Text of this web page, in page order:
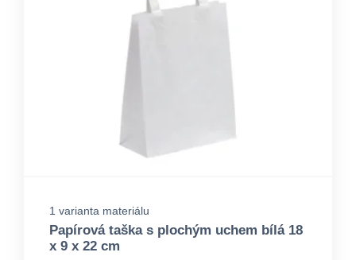
1 varianta materiálu
Papírová taška s plochým uchem bílá 18
x 9 x 22 cm